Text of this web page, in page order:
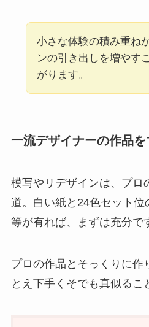
小さな体験の積み重ね
ンの引き出しを増やす
がります。
一流デザイナーの作品
模写やリデザインは、プロ
道。白い紙と24色セット位
等が有れば、まずは充分で
プロの作品とそっくりに作
とえ下手くそでも真似るこ